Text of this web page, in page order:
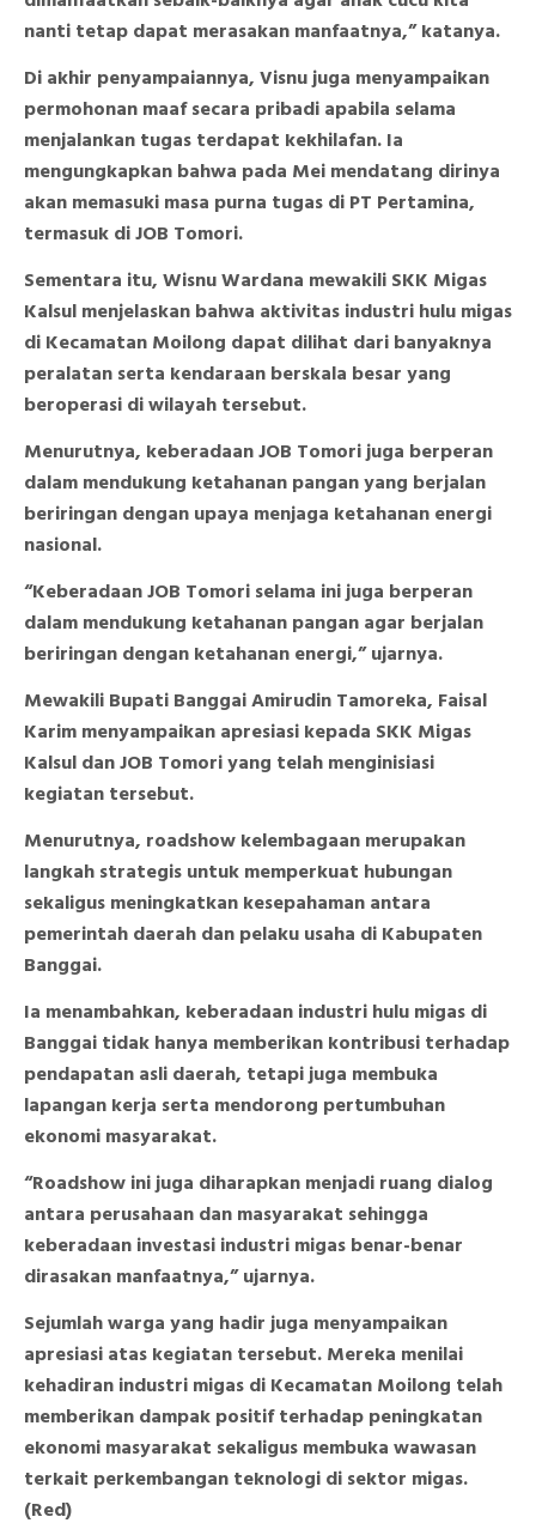
nanti tetap dapat merasakan manfaatnya,” katanya.
Di akhir penyampaiannya, Visnu juga menyampaikan
permohonan maaf secara pribadi apabila selama
menjalankan tugas terdapat kekhilafan. Ia
mengungkapkan bahwa pada Mei mendatang dirinya
akan memasuki masa purna tugas di PT Pertamina,
termasuk di JOB Tomori.
Sementara itu, Wisnu Wardana mewakili SKK Migas
Kalsul menjelaskan bahwa aktivitas industri hulu migas
di Kecamatan Moilong dapat dilihat dari banyaknya
peralatan serta kendaraan berskala besar yang
beroperasi di wilayah tersebut.
Menurutnya, keberadaan JOB Tomori juga berperan
dalam mendukung ketahanan pangan yang berjalan
beriringan dengan upaya menjaga ketahanan energi
nasional.
“Keberadaan JOB Tomori selama ini juga berperan
dalam mendukung ketahanan pangan agar berjalan
beriringan dengan ketahanan energi,” ujarnya.
Mewakili Bupati Banggai Amirudin Tamoreka, Faisal
Karim menyampaikan apresiasi kepada SKK Migas
Kalsul dan JOB Tomori yang telah menginisiasi
kegiatan tersebut.
Menurutnya, roadshow kelembagaan merupakan
langkah strategis untuk memperkuat hubungan
sekaligus meningkatkan kesepahaman antara
pemerintah daerah dan pelaku usaha di Kabupaten
Banggai.
Ia menambahkan, keberadaan industri hulu migas di
Banggai tidak hanya memberikan kontribusi terhadap
pendapatan asli daerah, tetapi juga membuka
lapangan kerja serta mendorong pertumbuhan
ekonomi masyarakat.
“Roadshow ini juga diharapkan menjadi ruang dialog
antara perusahaan dan masyarakat sehingga
keberadaan investasi industri migas benar-benar
dirasakan manfaatnya,” ujarnya.
Sejumlah warga yang hadir juga menyampaikan
apresiasi atas kegiatan tersebut. Mereka menilai
kehadiran industri migas di Kecamatan Moilong telah
memberikan dampak positif terhadap peningkatan
ekonomi masyarakat sekaligus membuka wawasan
terkait perkembangan teknologi di sektor migas.
(Red)